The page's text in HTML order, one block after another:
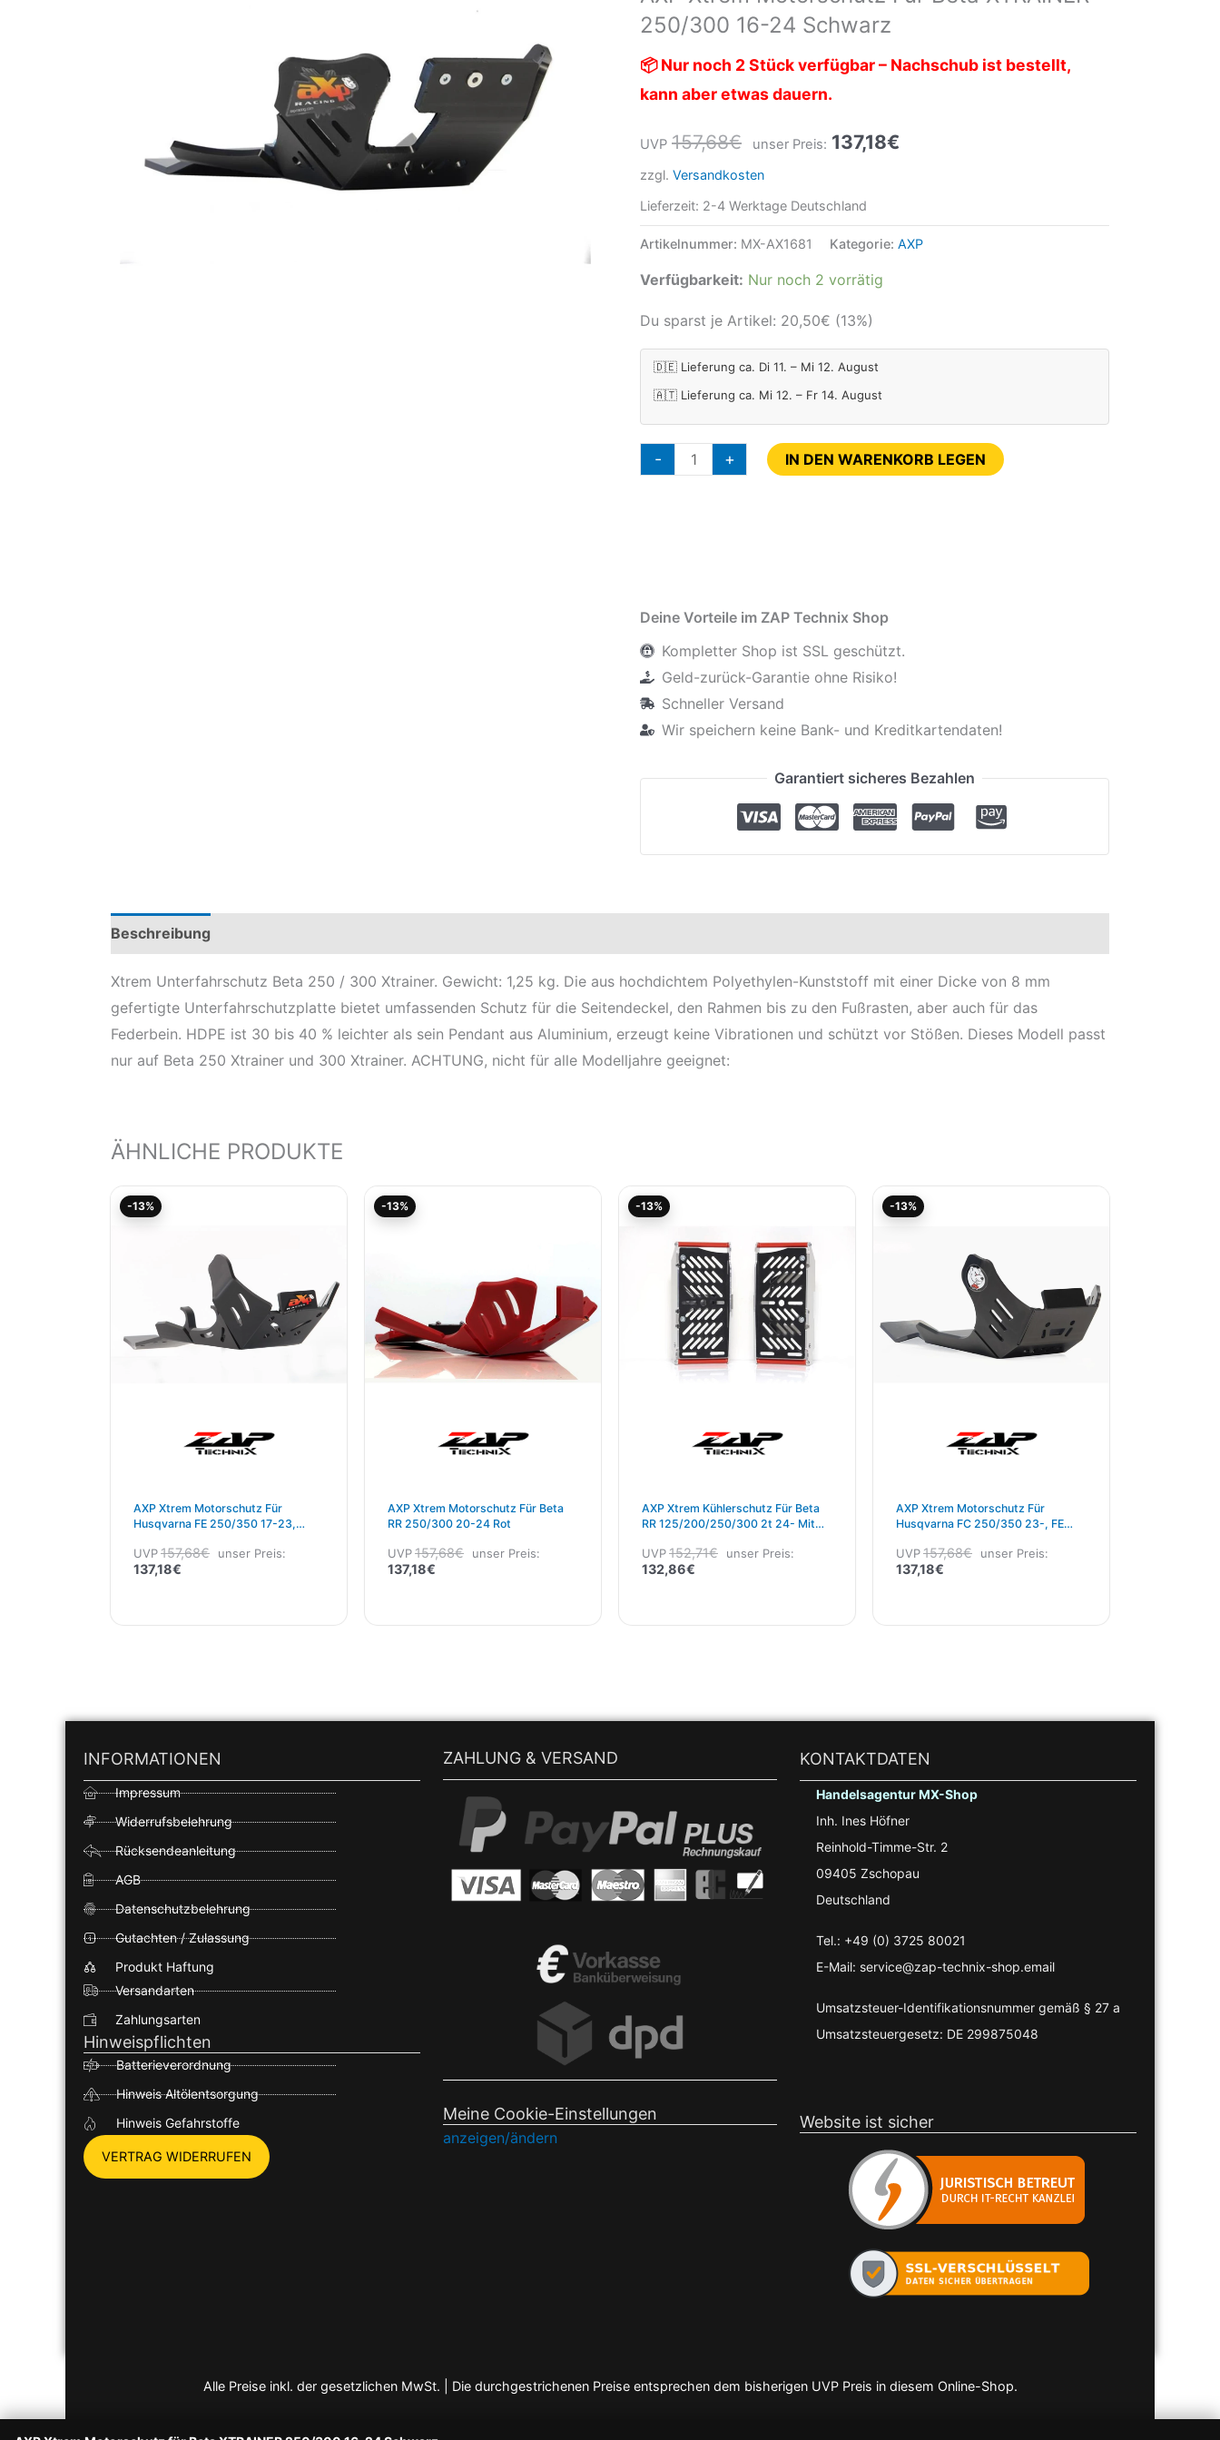
250/300 16-24 Schwarz
📦 Nur noch 2 Stück verfügbar – Nachschub ist bestellt,
kann aber etwas dauern.
UVP 157,68€ unser Preis: 137,18€
zzgl. Versandkosten
Lieferzeit: 2-4 Werktage Deutschland
Artikelnummer: MX-AX1681 Kategorie: AXP
Verfügbarkeit: Nur noch 2 vorrätig
Du sparst je Artikel: 20,50€ (13%)
🇩🇪 Lieferung ca. Di 11. – Mi 12. August
🇦🇹 Lieferung ca. Mi 12. – Fr 14. August
-
250/300
24
Schwarz
+ IN DEN WARENKORB LEGEN
Deine Vorteile im ZAP Technix Shop
Kompletter Shop ist SSL geschützt.
Geld-zurück-Garantie ohne Risiko!
Schneller Versand
Wir speichern keine Bank- und Kreditkartendaten!
Garantiert sicheres Bezahlen
Beschreibung
Xtrem Unterfahrschutz Beta 250 / 300 Xtrainer. Gewicht: 1,25 kg. Die aus hochdichtem Polyethylen-Kunststoff mit einer Dicke von 8 mm
gefertigte Unterfahrschutzplatte bietet umfassenden Schutz für die Seitendeckel, den Rahmen bis zu den Fußrasten, aber auch für das
Federbein. HDPE ist 30 bis 40 % leichter als sein Pendant aus Aluminium, erzeugt keine Vibrationen und schützt vor Stößen. Dieses Modell passt
nur auf Beta 250 Xtrainer und 300 Xtrainer. ACHTUNG, nicht für alle Modelljahre geeignet:
ÄHNLICHE PRODUKTE
-13%
AXP Xtrem Motorschutz Für
Husqvarna FE 250/350 17-23,
Schwarz
UVP157,68€ unser Preis:
137,18€
-13%
AXP Xtrem Motorschutz Für Beta
RR 250/300 20-24 Rot
UVP157,68€ unser Preis:
137,18€
-13%
AXP Xtrem Kühlerschutz Für Beta
RR 125/200/250/300 2t 24- Mit
UVP152,71€
152,71€
unser Preis:
132,86€
132,86€.
-13%
AXP Xtrem Motorschutz Für
Husqvarna FC 250/350 23-, FE
250F/350F 23-, EC 250F/350F
24-, KTM SX-F 250/350
UVP157,68€ unser Preis:
137,18€
INFORMATIONEN
Impressum
Widerrufsbelehrung
Rücksendeanleitung
AGB
Datenschutzbelehrung
Gutachten / Zulassung
Produkt Haftung
Versandarten
Zahlungsarten
Hinweispflichten
Batterieverordnung
Hinweis Altölentsorgung
Hinweis Gefahrstoffe
VERTRAG WIDERRUFEN
ZAHLUNG & VERSAND
Meine Cookie-Einstellungen
anzeigen/ändern
KONTAKTDATEN
Handelsagentur MX-Shop
Inh. Ines Höfner
Reinhold-Timme-Str. 2
09405 Zschopau
Deutschland
Tel.: +49 (0) 3725 80021
E-Mail: service@zap-technix-shop.email
Umsatzsteuer-Identifikationsnummer gemäß § 27 a
Umsatzsteuergesetz: DE 299875048
Website ist sicher
Alle Preise inkl. der gesetzlichen MwSt. | Die durchgestrichenen Preise entsprechen dem bisherigen UVP Preis in diesem Online-Shop.